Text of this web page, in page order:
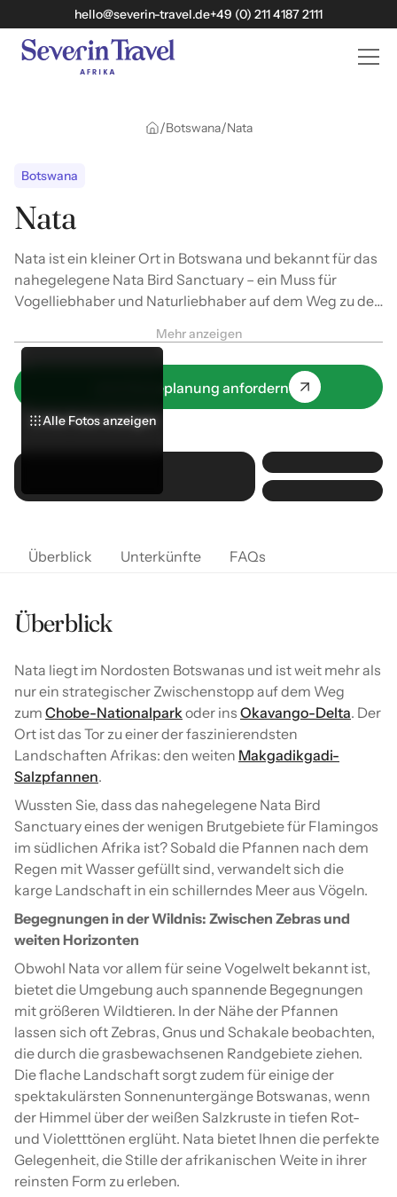
hello@severin-travel.de+49 (0) 211 4187 2111
/Botswana/Nata
Botswana
Nata
Nata ist ein kleiner Ort in Botswana und bekannt für das
nahegelegene Nata Bird Sanctuary – ein Muss für
Vogelliebhaber und Naturliebhaber auf dem Weg zu den
Mehr anzeigen
Jetzt Reiseplanung anfordern
Alle Fotos anzeigen
Alle Fotos anzeigen
Alle Fotos anzeigen
Überblick Unterkünfte FAQs
Überblick
Nata liegt im Nordosten Botswanas und ist weit mehr als
nur ein strategischer Zwischenstopp auf dem Weg
zum Chobe-Nationalparkoder ins Okavango-Delta. Der
Ort ist das Tor zu einer der faszinierendsten
Landschaften Afrikas: den weiten Makgadikgadi-
Salzpfannen.
Wussten Sie, dass das nahegelegene Nata Bird
Sanctuary eines der wenigen Brutgebiete für Flamingos
im südlichen Afrika ist? Sobald die Pfannen nach dem
Regen mit Wasser gefüllt sind, verwandelt sich die
karge Landschaft in ein schillerndes Meer aus Vögeln.
Begegnungen in der Wildnis: Zwischen Zebras und
weiten Horizonten
Obwohl Nata vor allem für seine Vogelwelt bekannt ist,
bietet die Umgebung auch spannende Begegnungen
mit größeren Wildtieren. In der Nähe der Pfannen
lassen sich oft Zebras, Gnus und Schakale beobachten,
die durch die grasbewachsenen Randgebiete ziehen.
Die flache Landschaft sorgt zudem für einige der
spektakulärsten Sonnenuntergänge Botswanas, wenn
der Himmel über der weißen Salzkruste in tiefen Rot-
und Violetttönen erglüht. Nata bietet Ihnen die perfekte
Gelegenheit, die Stille der afrikanischen Weite in ihrer
reinsten Form zu erleben.